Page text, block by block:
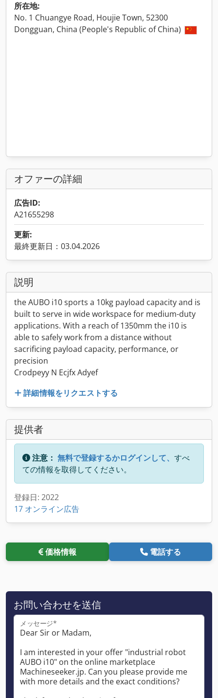
所在地:
No. 1 Chuangye Road, Houjie Town, 52300
Dongguan, China (People's Republic of China)
オファーの詳細
広告ID:
A21655298
更新:
最終更新日：03.04.2026
説明
the AUBO i10 sports a 10kg payload capacity and is
built to serve in wide workspace for medium-duty
applications. With a reach of 1350mm the i10 is
able to safely work from a distance without
sacrificing payload capacity, performance, or
precision
Crodpeyy N Ecjfx Adyef
詳細情報をリクエストする
提供者
注意： 無料で登録するかログインして、 すべ
ての情報を取得してください。
登録日: 2022
17 オンライン広告
価格情報 電話する
お問い合わせを送信
メッセージ*